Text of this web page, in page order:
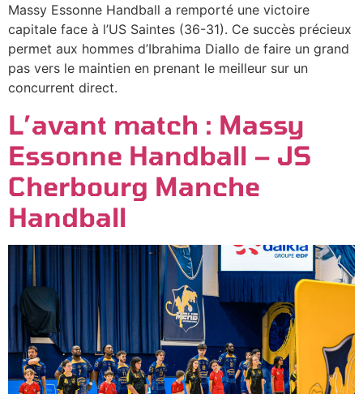
Massy Essonne Handball a remporté une victoire
capitale face à l’US Saintes (36-31). Ce succès précieux
permet aux hommes d’Ibrahima Diallo de faire un grand
pas vers le maintien en prenant le meilleur sur un
concurrent direct.
L’avant match : Massy
Essonne Handball – JS
Cherbourg Manche
Handball